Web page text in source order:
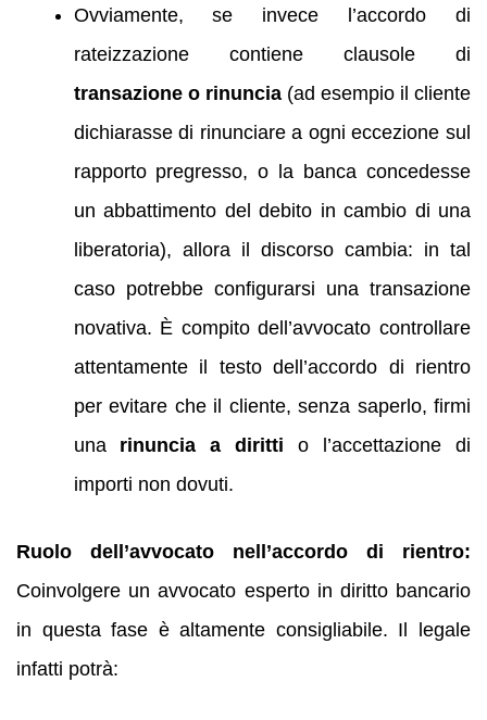
Ovviamente, se invece l’accordo di
rateizzazione contiene clausole di
transazione o rinuncia(ad esempio il cliente
dichiarasse di rinunciare a ogni eccezione sul
rapporto pregresso, o la banca concedesse
un abbattimento del debito in cambio di una
liberatoria), allora il discorso cambia: in tal
caso potrebbe configurarsi una transazione
novativa. È compito dell’avvocato controllare
attentamente il testo dell’accordo di rientro
per evitare che il cliente, senza saperlo, firmi
una rinuncia a diritti o l’accettazione di
importi non dovuti.
Ruolo dell’avvocato nell’accordo di rientro:
Coinvolgere un avvocato esperto in diritto bancario
in questa fase è altamente consigliabile. Il legale
infatti potrà: